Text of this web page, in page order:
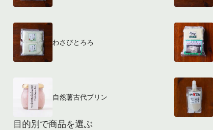
わさびとろろ
自然薯古代プリン
目的別で商品を選ぶ